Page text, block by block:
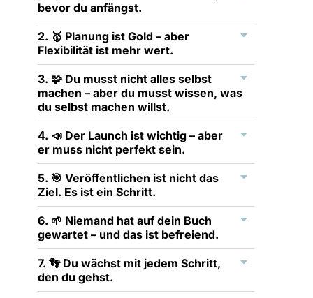
bevor du anfängst.
2. 🥇 Planung ist Gold – aber
Flexibilität ist mehr wert.
3. 🧩 Du musst nicht alles selbst
machen – aber du musst wissen, was
du selbst machen willst.
4. 📣 Der Launch ist wichtig – aber
er muss nicht perfekt sein.
5. 🎯 Veröffentlichen ist nicht das
Ziel. Es ist ein Schritt.
6. 🌱 Niemand hat auf dein Buch
gewartet – und das ist befreiend.
7. 👣 Du wächst mit jedem Schritt,
den du gehst.